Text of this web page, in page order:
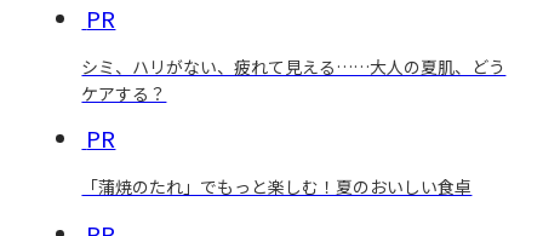
PR
シミ、ハリがない、疲れて見える……大人の夏肌、どう
ケアする？
PR
「蒲焼のたれ」でもっと楽しむ！夏のおいしい食卓